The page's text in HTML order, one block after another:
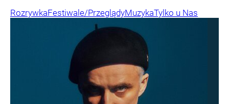
RozrywkaFestiwale/PrzeglądyMuzykaTylko u Nas